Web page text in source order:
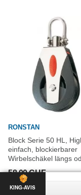
RONSTAN
Block Serie 50 HL,
einfach, blockierbarer
Wirbelschäkel längs
58,00 CHF
KING-AVIS